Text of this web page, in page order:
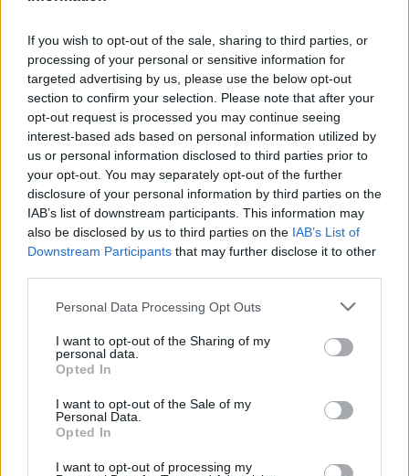
If you wish to opt-out of the sale, sharing to third parties, or
processing of your personal or sensitive information for
targeted advertising by us, please use the below opt-out
section to confirm your selection. Please note that after your
opt-out request is processed you may continue seeing
interest-based ads based on personal information utilized by
us or personal information disclosed to third parties prior to
your opt-out. You may separately opt-out of the further
disclosure of your personal information by third parties on the
IAB’s list of downstream participants. This information may
also be disclosed by us to third parties on the IAB’s List of
Downstream Participants that may further disclose it to other
Personal Data Processing Opt Outs
I want to opt-out of the Sharing of my
personal data.
Opted In
I want to opt-out of the Sale of my
Personal Data.
Opted In
I want to opt-out of processing my
bude příběh místní kdysi
významné obce s poštou,
četnickou stanicí i několika hostinci, která zanikla zhruba před 80
lety kvůli zřízení vojenského výcvikového prostoru Ralsko.
Opravený pomník chce geopark ukázat na konci srpna při akci
Proměny, která každoročně připomíná historii zaniklých obcí z
tohoto území. ČTK o tom informovala ředitelka Národního
geoparku Ralsko Lenka Mrázová.
Čeští a němečtí ochránci přírody obnoví biodiverzitu
kolem Liberce a Žitavy
2.8.2026 18:32 | LIBEREC (ČTK)
přírody chtějí obnovit
biologickou rozmanitost na
více než 150 hektarech
krajiny v okolí Liberce a německé Žitavy. Na společném
přeshraničním projektu budou spolupracovat tři organizace:
Čmelák – Společnost přátel přírody, Centrum ochrany přírody
Žitavské hory a Mezinárodní centrum setkávání St. Marienthal,
uvedl předseda spolku Čmelák Jan Korytář.
Sklizeň bylinek na Pardubicku je náročná a trvá měsíce